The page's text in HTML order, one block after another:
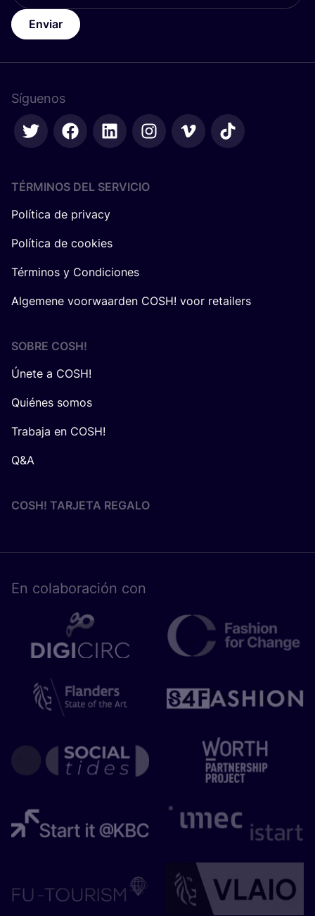
Enviar
Síguenos
TÉRMINOS DEL SERVICIO
Política de privacy
Política de cookies
Términos y Condiciones
Algemene voorwaarden COSH! voor retailers
SOBRE COSH!
Únete a COSH!
Quiénes somos
Trabaja en COSH!
Q&A
COSH! TARJETA REGALO
En cola­bo­ra­ción con